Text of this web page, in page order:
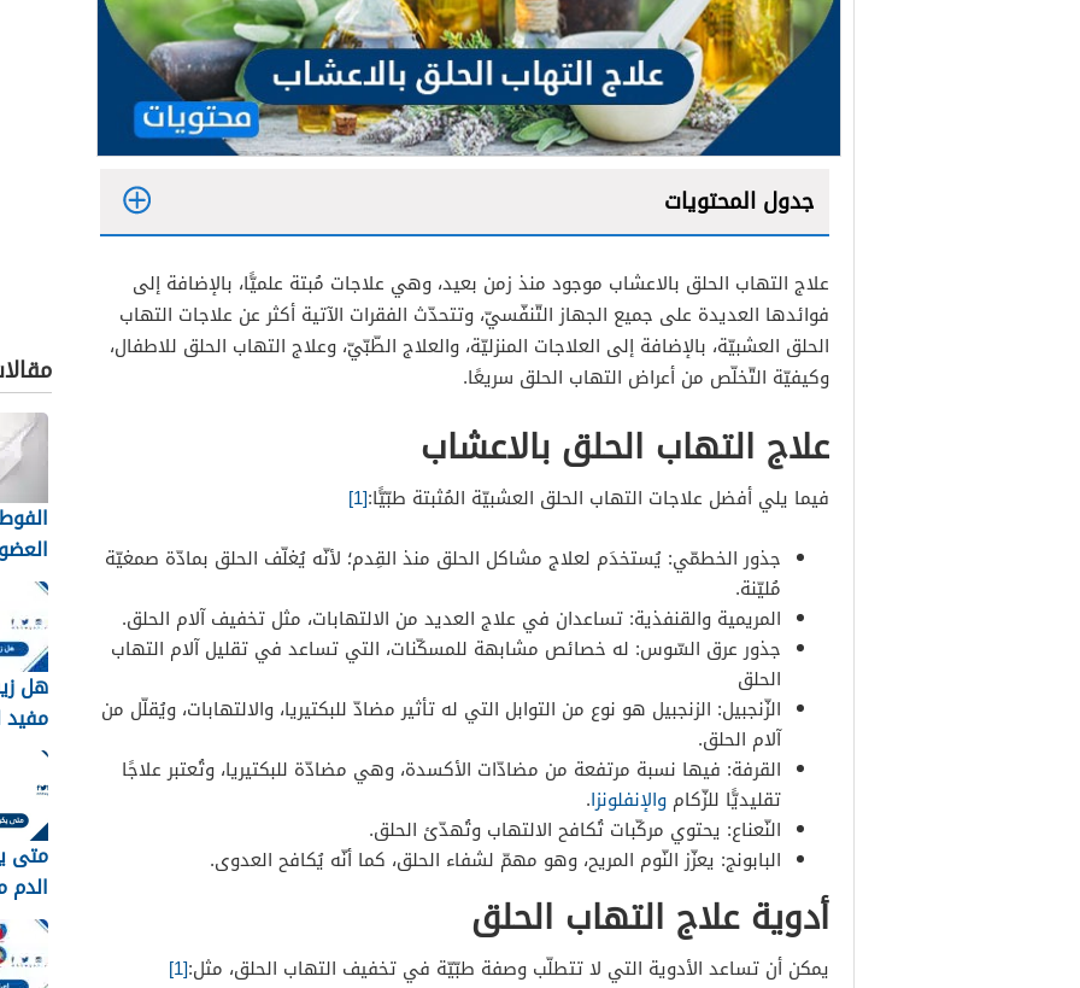
جدول المحتويات
علاج التهاب الحلق بالاعشاب موجود منذ زمن بعيد، وهي علاجات مُبتة علميًّا، بالإضافة إلى
فوائدها العديدة على جميع الجهاز التّنفّسيّ، وتتحدّث الفقرات الآتية أكثر عن علاجات التهاب
الحلق العشبيّة، بالإضافة إلى العلاجات المنزليّة، والعلاج الطّبّيّ، وعلاج التهاب الحلق للاطفال،
وكيفيّة التّخلّص من أعراض التهاب الحلق سريعًا.
علاج التهاب الحلق بالاعشاب
فيما يلي أفضل علاجات التهاب الحلق العشبيّة المُثبتة طبّيًّا:[1]
جذور الخطمّي: يُستخدَم لعلاج مشاكل الحلق منذ القِدم؛ لأنّه يُغلّف الحلق بمادّة صمغيّة
مُليّنة.
المريمية والقنفذية: تساعدان في علاج العديد من الالتهابات، مثل تخفيف آلام الحلق.
جذور عرق السّوس: له خصائص مشابهة للمسكّنات، التي تساعد في تقليل آلام التهاب
الحلق
الزّنجبيل: الزنجبيل هو نوع من التوابل التي له تأثير مضادّ للبكتيريا، والالتهابات، ويُقلّل من
آلام الحلق.
القرفة: فيها نسبة مرتفعة من مضادّات الأكسدة، وهي مضادّة للبكتيريا، وتُعتبر علاجًا
تقليديًّا للزّكام والإنفلونزا.
النّعناع: يحتوي مركّبات تُكافح الالتهاب وتُهدّئ الحلق.
البابونج: يعزّز النّوم المريح، وهو مهمّ لشفاء الحلق، كما أنّه يُكافح العدوى.
أدوية علاج التهاب الحلق
يمكن أن تساعد الأدوية التي لا تتطلّب وصفة طبّيّة في تخفيف التهاب الحلق، مثل:[1]
هل
مفيد
متى
الدم